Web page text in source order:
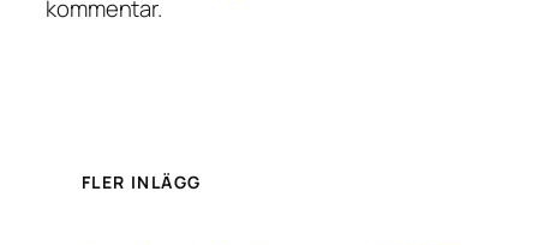
kommentar.
FLER INLÄGG